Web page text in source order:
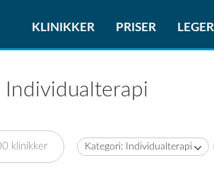
KLINIKKER PRISER LEGER
| Individualterapi
Kategori: Individualterapi